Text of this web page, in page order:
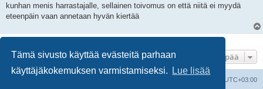
Tämä sivusto käyttää evästeitä parhaan
käyttäjäkokemuksen varmistamiseksi.
Lue lisää
kunhan menis harrastajalle, sellainen toivomus on että niitä ei myydä
eteenpäin vaan annetaan hyvän kiertää
Hyppää
UTC+03:00